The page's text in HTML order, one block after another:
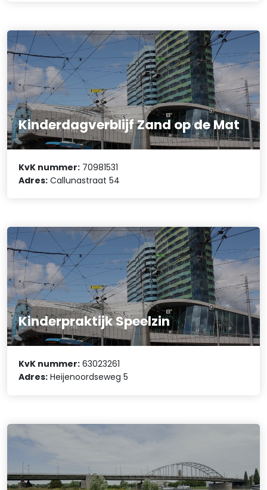
Kinderdagverblijf Zand op de Mat
KvK nummer: 70981531
Adres: Callunastraat 54
Kinderpraktijk Speelzin
KvK nummer: 63023261
Adres: Heijenoordseweg 5